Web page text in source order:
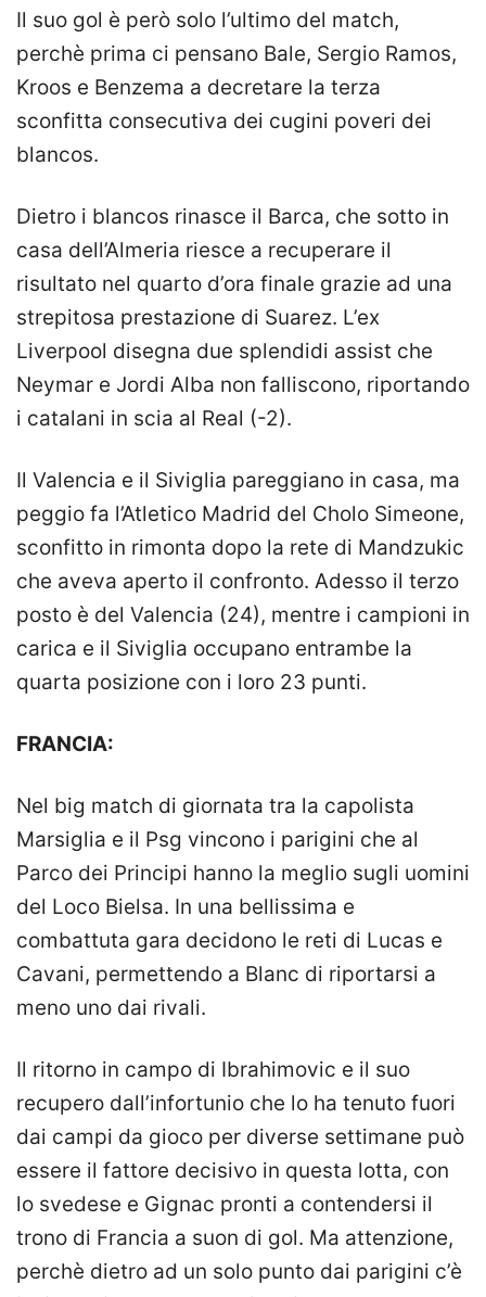
Il suo gol è però solo l’ultimo del match,
perchè prima ci pensano Bale, Sergio Ramos,
Kroos e Benzema a decretare la terza
sconfitta consecutiva dei cugini poveri dei
blancos.
Dietro i blancos rinasce il Barca, che sotto in
casa dell’Almeria riesce a recuperare il
risultato nel quarto d’ora finale grazie ad una
strepitosa prestazione di Suarez. L’ex
Liverpool disegna due splendidi assist che
Neymar e Jordi Alba non falliscono, riportando
i catalani in scia al Real (-2).
Il Valencia e il Siviglia pareggiano in casa, ma
peggio fa l’Atletico Madrid del Cholo Simeone,
sconfitto in rimonta dopo la rete di Mandzukic
che aveva aperto il confronto. Adesso il terzo
posto è del Valencia (24), mentre i campioni in
carica e il Siviglia occupano entrambe la
quarta posizione con i loro 23 punti.
FRANCIA:
Nel big match di giornata tra la capolista
Marsiglia e il Psg vincono i parigini che al
Parco dei Principi hanno la meglio sugli uomini
del Loco Bielsa. In una bellissima e
combattuta gara decidono le reti di Lucas e
Cavani, permettendo a Blanc di riportarsi a
meno uno dai rivali.
Il ritorno in campo di Ibrahimovic e il suo
recupero dall’infortunio che lo ha tenuto fuori
dai campi da gioco per diverse settimane può
essere il fattore decisivo in questa lotta, con
lo svedese e Gignac pronti a contendersi il
trono di Francia a suon di gol. Ma attenzione,
perchè dietro ad un solo punto dai parigini c’è